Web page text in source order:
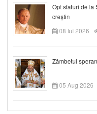
Opt sfaturi de la
creștin
08 Iul 2026
Zâmbetul
05 Aug 2026